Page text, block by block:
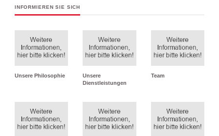
INFORMIEREN SIE SICH
Unsere Philosophie
Unsere
Dienstleistungen
Team